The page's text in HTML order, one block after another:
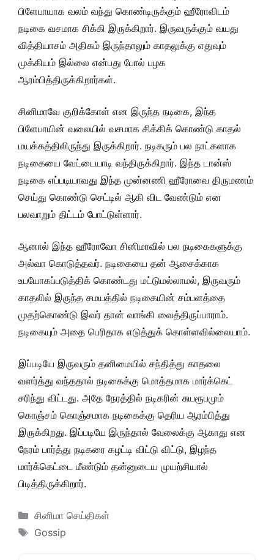
பிளேபாயாக வலம் வந்து கொண்டிருக்கும் ஹீரோவிடம்
நடிகை வசமாக சிக்கி இருக்கிறார். இருவருக்கும் வயது
வித்தியாசம் அதிகம் இருந்தாலும் காதலுக்கு எதுவும்
முக்கியம் இல்லை என்பது போல் பழக
ஆரம்பித்திருக்கிறார்கள்.
சினிமாவே குறிக்கோள் என இருந்த நடிகை, இந்த
பிளேபாயின் வலையில் வசமாக சிக்கிக் கொண்டு காதல்
மயக்கத்திலிருந்து இருக்கிறார். நடிகரும் பல நாட்களாக
நடிகையை வேட்டையாடி வந்திருக்கிறார். இந்த டான்ஸ்
நடிகை எப்படியாவது இந்த முன்னணி ஹீரோவை திருமணம்
செய்து கொண்டு செட்டில் ஆகி விட வேண்டும் என
பலவாறும் திட்டம் போட்டுள்ளார்.
ஆனால் இந்த ஹீரோவோ சினிமாவில் பல நடிகைகளுக்கு
அல்வா கொடுத்தவர். நடிகையை தன் ஆசைக்காக
உபயோகப்படுத்திக் கொண்டது மட்டுமல்லாமல், இருவரும்
காதலில் இருந்த சமயத்தில் நடிகையின் சம்பளத்தை
முதற்கொண்டு இவர் தான் வாங்கி வைத்திருப்பாராம்.
நடிகையும் அதை பெரிதாக எடுத்துக் கொள்ளவில்லையாம்.
இப்படியே இருவரும் தனிமையில் சந்தித்து காதலை
வளர்த்து வந்ததால் நடிகைக்கு மொத்தமாக மார்க்கெட்
சரிந்து விட்டது. அதே நேரத்தில் நடிகரின் சுயரூபமும்
கொஞ்சம் கொஞ்சமாக நடிகைக்கு தெரிய ஆரம்பித்து
இருக்கிறது. இப்படியே இருந்தால் வேலைக்கு ஆகாது என
நேரம் பார்த்து நடிகரை கழட்டி விட்டு விட்டு, இழந்த
மார்க்கெட்டை மீண்டும் தன்னுடைய முயற்சியால்
பிடித்திருக்கிறார்.
Categories
சினிமா செய்திகள்
Tags
Gossip